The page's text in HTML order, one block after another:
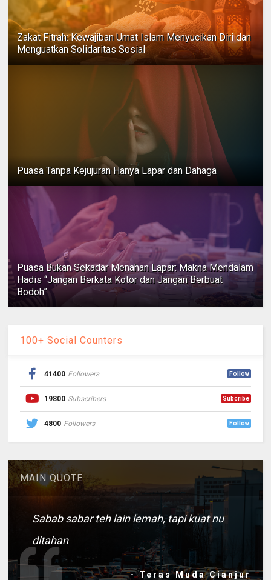
Zakat Fitrah: Kewajiban Umat Islam Menyucikan Diri dan
Menguatkan Solidaritas Sosial
Puasa Tanpa Kejujuran Hanya Lapar dan Dahaga
Puasa Bukan Sekadar Menahan Lapar: Makna Mendalam
Hadis “Jangan Berkata Kotor dan Jangan Berbuat
Bodoh”
100+ Social Counters
41400 Followers Follow
19800 Subscribers Subcribe
4800 Followers Follow
MAIN QUOTE
Sabab sabar teh lain lemah, tapi kuat nu
ditahan
- Teras Muda Cianjur